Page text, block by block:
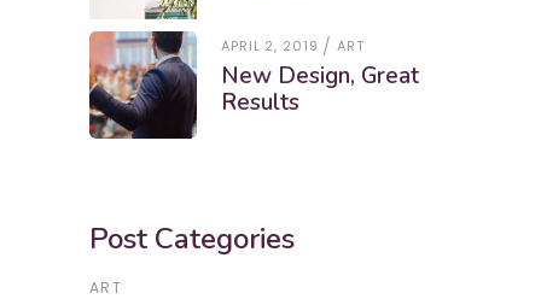
APRIL 2, 2019 ART
New Design, Great
Results
Post Categories
ART